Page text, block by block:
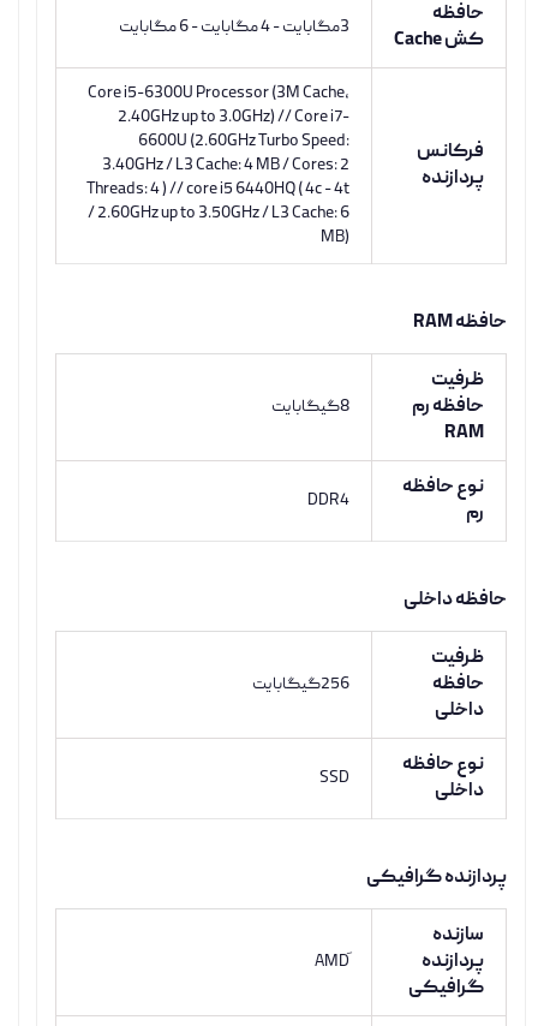
حافظه
کش Cache
3مگابایت - 4 مگابایت - 6 مگابایت
فرکانس
پردازنده
Core i5-6300U Processor (3M Cache,
2.40GHz up to 3.0GHz) // Core i7-
6600U (2.60GHz Turbo Speed:
3.40GHz / L3 Cache: 4 MB / Cores: 2
Threads: 4 ) // core i5 6440HQ ( 4c - 4t
/ 2.60GHz up to 3.50GHz / L3 Cache: 6
MB)
حافظه RAM
ظرفیت
حافظه رم
RAM
8گیگابایت
نوع حافظه
رم
DDR4
حافظه داخلی
ظرفیت
حافظه
داخلی
256گیگابایت
نوع حافظه
داخلی
SSD
پردازنده گرافیکی
سازنده
پردازنده
گرافیکی